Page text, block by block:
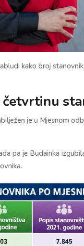
kako broj
je u Mjesnom
pa je Budainka